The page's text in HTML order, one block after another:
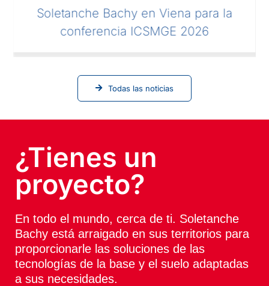
Soletanche Bachy en Viena para la
conferencia ICSMGE 2026
Todas las noticias
¿Tienes un
proyecto?
En todo el mundo, cerca de ti. Soletanche
Bachy está arraigado en sus territorios para
proporcionarle las soluciones de las
tecnologías de la base y el suelo adaptadas
a sus necesidades.